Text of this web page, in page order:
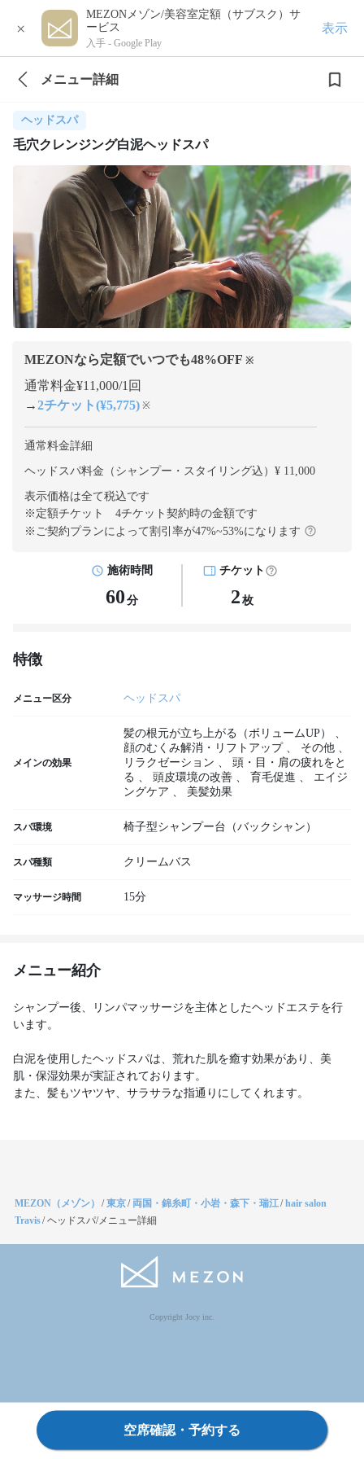
×
MEZONメゾン/美容室定額（サブスク）サ
ービス
入手 - Google Play
表示
メニュー詳細
ヘッドスパ
毛穴クレンジング白泥ヘッドスパ
MEZONなら定額でいつでも48%OFF ※
通常料金¥11,000/1回
→2チケット(¥5,775) ※
通常料金詳細
ヘッドスパ料金（シャンプー・スタイリング込）¥ 11,000
表示価格は全て税込です
※定額チケット 4チケット契約時の金額です
※ご契約プランによって割引率が47%~53%になります
施術時間
60 分
チケット
2 枚
特徴
メニュー区分 ヘッドスパ
メインの効果
髪の根元が立ち上がる（ボリュームUP）
、
顔のむくみ解消・リフトアップ 、 その他 、
リラクゼーション 、
頭・目・肩の疲れをと
る 、 頭皮環境の改善 、 育毛促進 、
エイジ
ングケア 、 美髪効果
スパ環境 椅子型シャンプー台（バックシャン）
スパ種類 クリームバス
マッサージ時間 15分
メニュー紹介
シャンプー後、リンパマッサージを主体としたヘッドエステを行
います。
白泥を使用したヘッドスパは、荒れた肌を癒す効果があり、美
肌・保湿効果が実証されております。
また、髪もツヤツヤ、サラサラな指通りにしてくれます。
MEZON（メゾン） /東京/ 両国・錦糸町・小岩・森下・瑞江/hair salon
Travis/ヘッドスパ/メニュー詳細
Copyright Jocy inc.
空席確認・予約する